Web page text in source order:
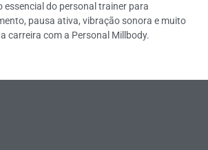
essencial do personal trainer para
pausa ativa, vibração sonora e muito
carreira com a Personal Millbody.